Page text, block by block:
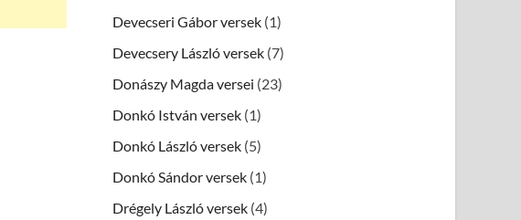
Devecseri Gábor versek (1)
Devecsery László versek (7)
Donászy Magda versei (23)
Donkó István versek (1)
Donkó László versek (5)
Donkó Sándor versek (1)
Drégely László versek (4)